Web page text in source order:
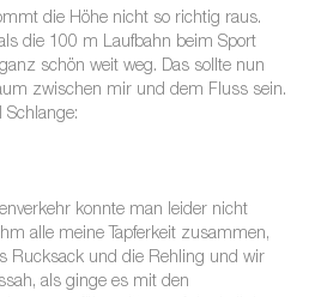
die Höhe nicht so richtig raus.
die 100 m Laufbahn beim Sport
schön weit weg. Das sollte nun
zwischen mir und dem Fluss sein.
konnte man leider nicht
alle meine Tapferkeit zusammen,
Rucksack und die Rehling und wir
als ginge es mit den